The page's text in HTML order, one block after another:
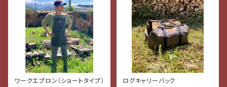
ワークエプロン（ショートタイプ） ログキャリーバック